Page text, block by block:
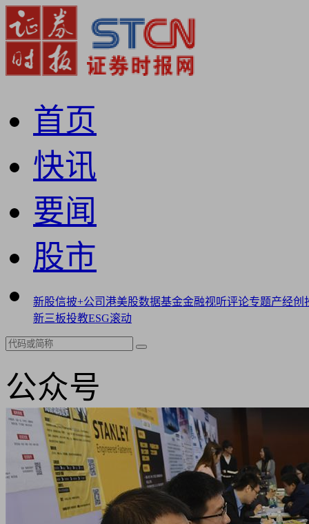
首页
快讯
要闻
股市
新股信披+公司港美股数据基金金融视听评论专题产经创
新三板投教ESG滚动
公众号